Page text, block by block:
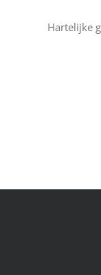
Hartelijke